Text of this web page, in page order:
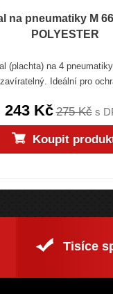
na pneumatiky M
POLYESTER
(plachta) na 4
Ideální pro
243 Kč 275 Kčs
Koupit
Tisíce